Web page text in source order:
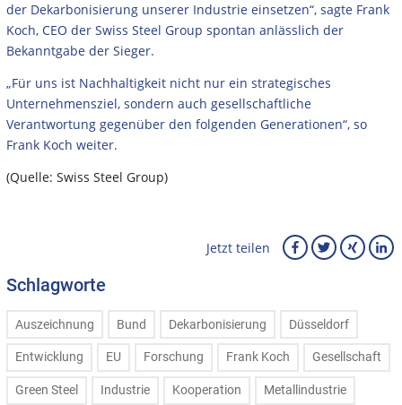
der Dekarbonisierung unserer Industrie einsetzen“, sagte Frank
Koch, CEO der Swiss Steel Group spontan anlässlich der
Bekanntgabe der Sieger.
„Für uns ist Nachhaltigkeit nicht nur ein strategisches
Unternehmensziel, sondern auch gesellschaftliche
Verantwortung gegenüber den folgenden Generationen“, so
Frank Koch weiter.
(Quelle: Swiss Steel Group)
Jetzt teilen
Schlagworte
Auszeichnung Bund Dekarbonisierung Düsseldorf
Entwicklung EU Forschung Frank Koch Gesellschaft
Green Steel Industrie Kooperation Metallindustrie